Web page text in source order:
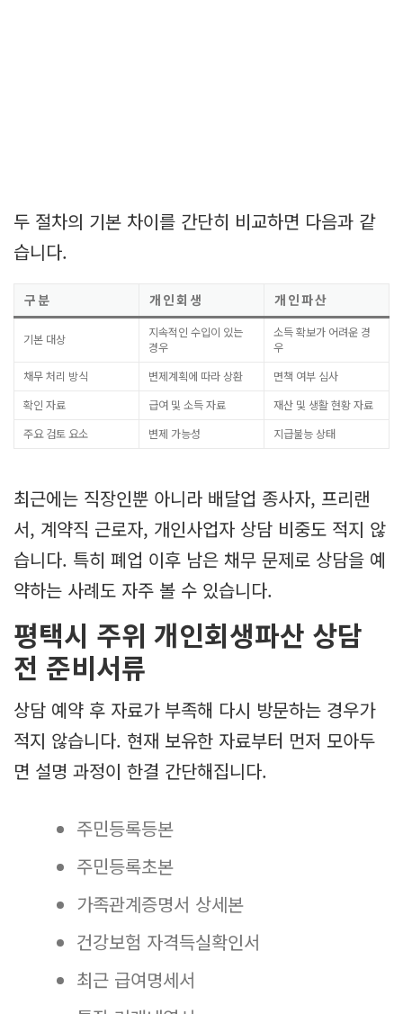
두 절차의 기본 차이를 간단히 비교하면 다음과 같
습니다.
구분 개인회생 개인파산
기본 대상
지속적인 수입이 있는
경우
소득 확보가 어려운 경
우
채무 처리 방식
변제계획에 따라 상환
면책 여부 심사
확인 자료
급여 및 소득 자료
재산 및 생활 현황 자료
주요 검토 요소
변제 가능성 지급불능 상태
최근에는 직장인뿐 아니라 배달업 종사자, 프리랜
서, 계약직 근로자, 개인사업자 상담 비중도 적지 않
습니다. 특히 폐업 이후 남은 채무 문제로 상담을 예
약하는 사례도 자주 볼 수 있습니다.
평택시 주위 개인회생파산 상담
전 준비서류
상담 예약 후 자료가 부족해 다시 방문하는 경우가
적지 않습니다. 현재 보유한 자료부터 먼저 모아두
면 설명 과정이 한결 간단해집니다.
주민등록등본
주민등록초본
가족관계증명서 상세본
건강보험 자격득실확인서
최근 급여명세서